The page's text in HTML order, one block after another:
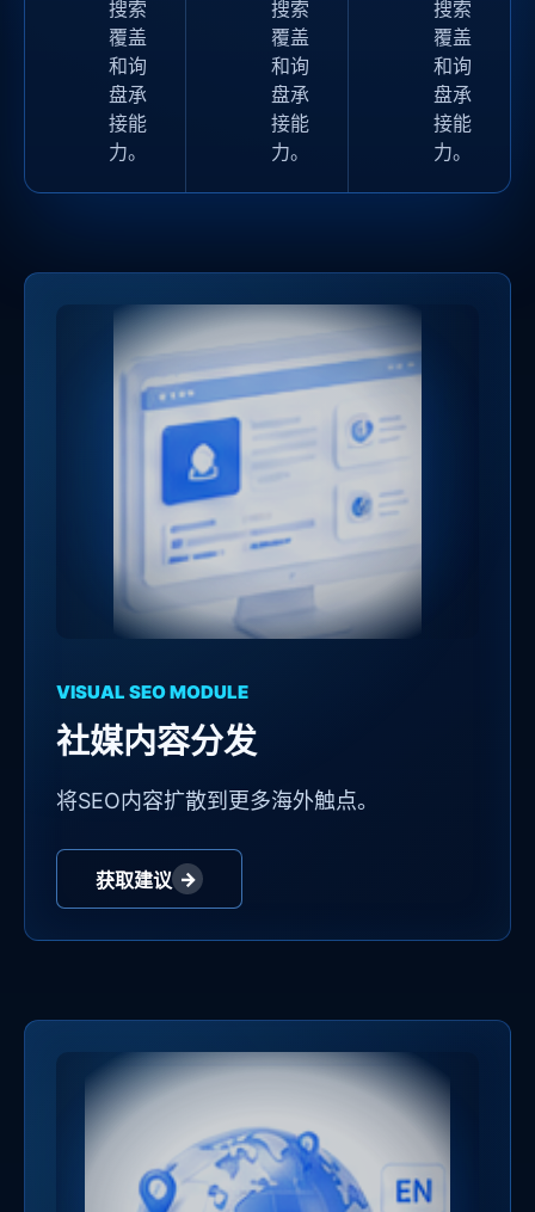
搜索
覆盖
和询
盘承
接能
力。
搜索
覆盖
和询
盘承
接能
力。
搜索
覆盖
和询
盘承
接能
力。
VISUAL SEO MODULE
社媒内容分发
将SEO内容扩散到更多海外触点。
获取建议 →